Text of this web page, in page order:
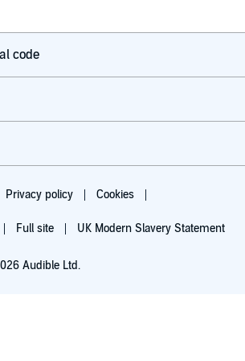
code
Privacy policy Cookies
Full site UK Modern Slavery Statement
Audible Ltd.